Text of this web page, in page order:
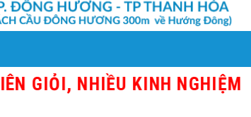
NHIỀU KINH NGHIỆM